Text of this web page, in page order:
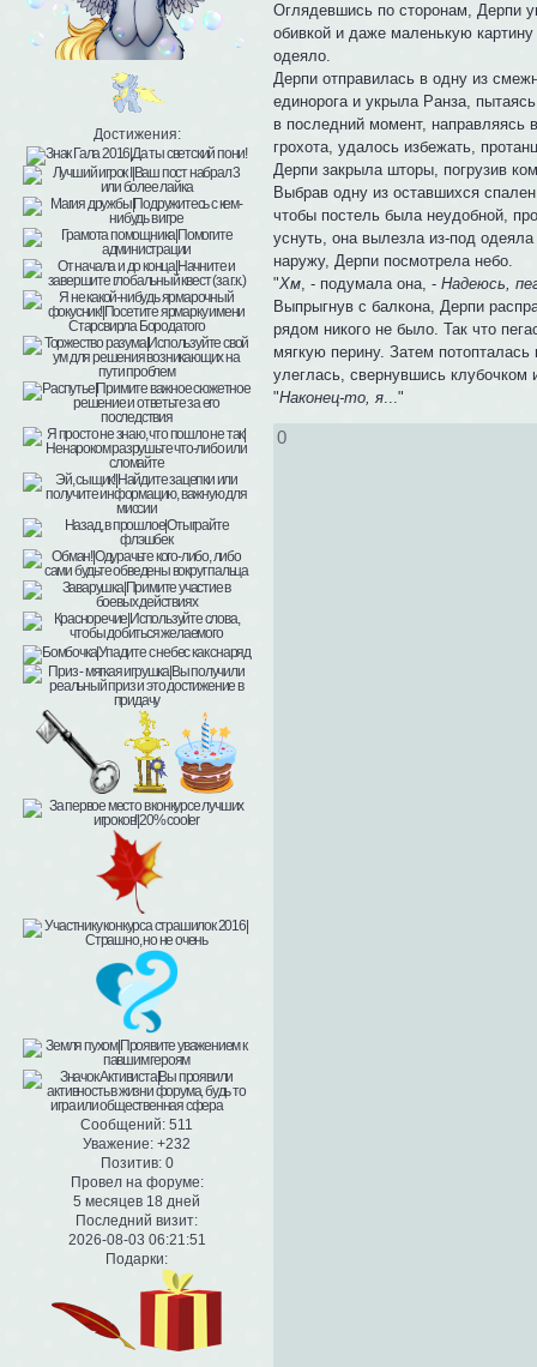
Достижения:
Сообщений: 511
Уважение: +232
Позитив: 0
Провел на форуме:
5 месяцев 18 дней
Последний визит:
2026-08-03 06:21:51
Подарки:
Оглядевшись по сторонам, Дерпи
обивкой и даже маленькую
одеяло.
Дерпи отправилась в одну из
единорога и укрыла Ранза,
в последний момент, направляясь
грохота, удалось избежать,
Дерпи закрыла шторы, погрузив
Выбрав одну из оставшихся
чтобы постель была неудобной,
уснуть, она вылезла из-под
наружу, Дерпи посмотрела небо.
"Хм , - подумала она, -Надеюсь,
Выпрыгнув с балкона, Дерпи
рядом никого не было. Так что
мягкую перину. Затем
улеглась, свернувшись клубочком
"Наконец-то, я ..."
0